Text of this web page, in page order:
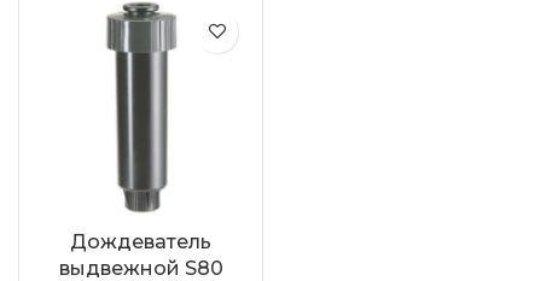
Дождеватель
выдвежной S80